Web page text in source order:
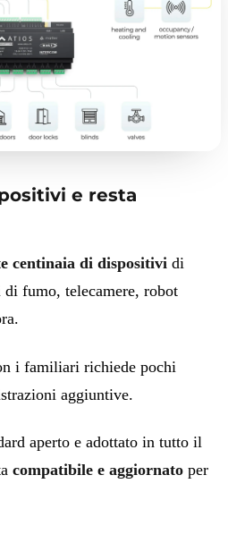
e resta
centinaia di dispositivi di
fumo, telecamere, robot
i familiari richiede pochi
aggiuntive.
aperto e adottato in tutto il
compatibile e aggiornato per